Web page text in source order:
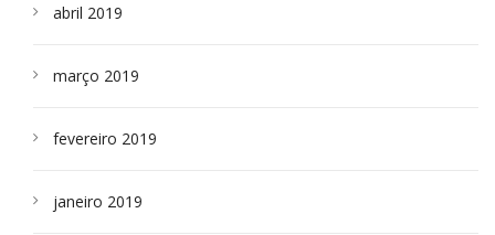
abril 2019
março 2019
fevereiro 2019
janeiro 2019